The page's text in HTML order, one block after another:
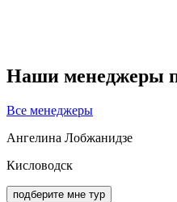
Наши менеджеры
Все менеджеры
Ангелина Лобжанидзе
Кисловодск
подберите мне тур